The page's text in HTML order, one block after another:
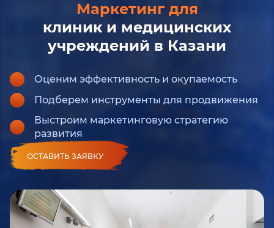
Маркетинг для
клиник и медицинских
учреждений в Казани
Оценим эффективность и окупаемость
Подберем инструменты для продвижения
Выстроим маркетинговую стратегию
развития
ОСТАВИТЬ ЗАЯВКУ